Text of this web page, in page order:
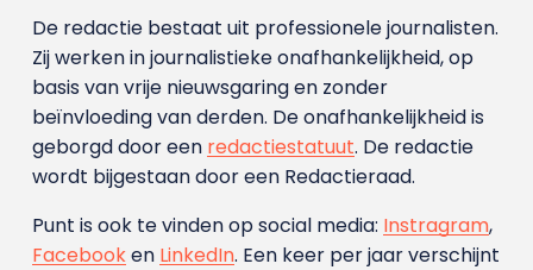
De redactie bestaat uit professionele journalisten.
Zij werken in journalistieke onafhankelijkheid, op
basis van vrije nieuwsgaring en zonder
beïnvloeding van derden. De onafhankelijkheid is
geborgd door een redactiestatuut. De redactie
wordt bijgestaan door een Redactieraad.
Punt is ook te vinden op social media: Instragram,
Facebooken LinkedIn. Een keer per jaar verschijnt